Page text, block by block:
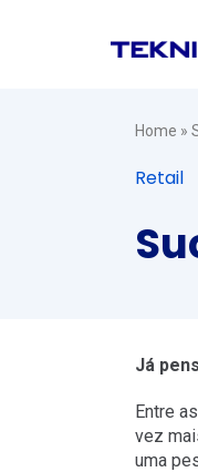
Soluções
de
Home »
Retail
Já
Entre
vez
uma